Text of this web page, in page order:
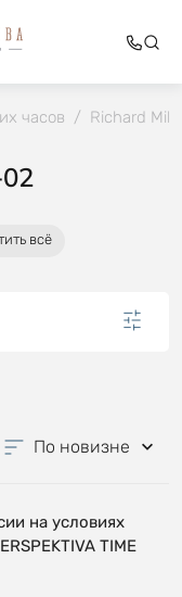
часов / Richard Mille
всё
По новизне
на условиях
TIME